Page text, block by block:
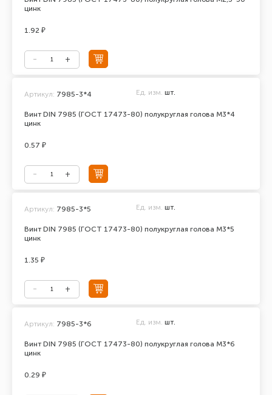
цинк
1.92 ₽
Винт DIN 7985 (ГОСТ 17473-80) полукруглая голова М3*4
цинк
Артикул: 7985-3*4 Ед. изм. шт.
0.57 ₽
Винт DIN 7985 (ГОСТ 17473-80) полукруглая голова М3*5
цинк
Артикул: 7985-3*5 Ед. изм. шт.
1.35 ₽
Винт DIN 7985 (ГОСТ 17473-80) полукруглая голова М3*6
цинк
Артикул: 7985-3*6 Ед. изм. шт.
0.29 ₽